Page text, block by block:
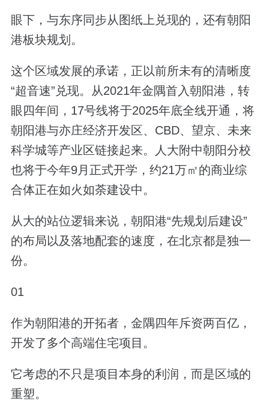
眼下，与东序同步从图纸上兑现的，还有朝阳
港板块规划。
这个区域发展的承诺，正以前所未有的清晰度
“超音速”兑现。从2021年金隅首入朝阳港，转
眼四年间，17号线将于2025年底全线开通，将
朝阳港与亦庄经济开发区、CBD、望京、未来
科学城等产业区链接起来。人大附中朝阳分校
也将于今年9月正式开学，约21万㎡的商业综
合体正在如火如荼建设中。
从大的站位逻辑来说，朝阳港“先规划后建设”
的布局以及落地配套的速度，在北京都是独一
份。
01
作为朝阳港的开拓者，金隅四年斥资两百亿，
开发了多个高端住宅项目。
它考虑的不只是项目本身的利润，而是区域的
重塑。